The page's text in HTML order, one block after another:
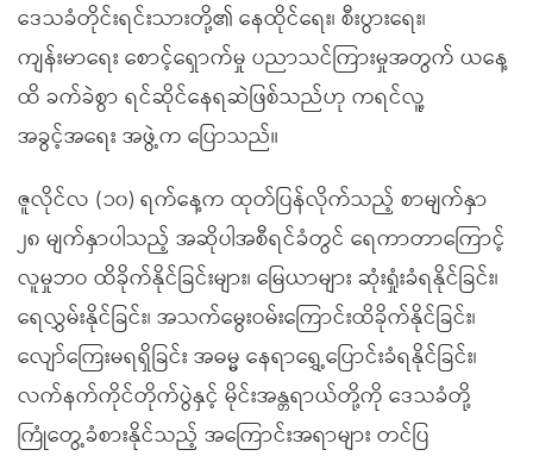
ဒေသခံတိုင်းရင်းသားတို့၏ နေထိုင်ရေး၊ စီးပွားရေး၊
ကျန်းမာရေး စောင့်ရှောက်မှု ပညာသင်ကြားမှုအတွက် ယနေ့
ထိ ခက်ခဲစွာ ရင်ဆိုင်နေရဆဲဖြစ်သည်ဟု ကရင်လူ့
အခွင့်အရေး အဖွဲ့က ပြောသည်။
ဇူလိုင်လ (၁၀) ရက်နေ့က ထုတ်ပြန်လိုက်သည့် စာမျက်နှာ
၂၈ မျက်နှာပါသည့် အဆိုပါအစီရင်ခံတွင် ရေကာတာကြောင့်
လူမှုဘဝ ထိခိုက်နိုင်ခြင်းများ၊ မြေယာများ ဆုံးရှုံးခံရနိုင်ခြင်း၊
ရေလွှမ်းနိုင်ခြင်း၊ အသက်မွေးဝမ်းကြောင်းထိခိုက်နိုင်ခြင်း၊
လျော်ကြေးမရရှိခြင်း အဓမ္မ နေရာရွှေ့ပြောင်းခံရနိုင်ခြင်း၊
လက်နက်ကိုင်တိုက်ပွဲနှင့် မိုင်းအန္တရာယ်တို့ကို ဒေသခံတို့
ကြုံတွေ့ခံစားနိုင်သည့် အကြောင်းအရာများ တင်ပြ